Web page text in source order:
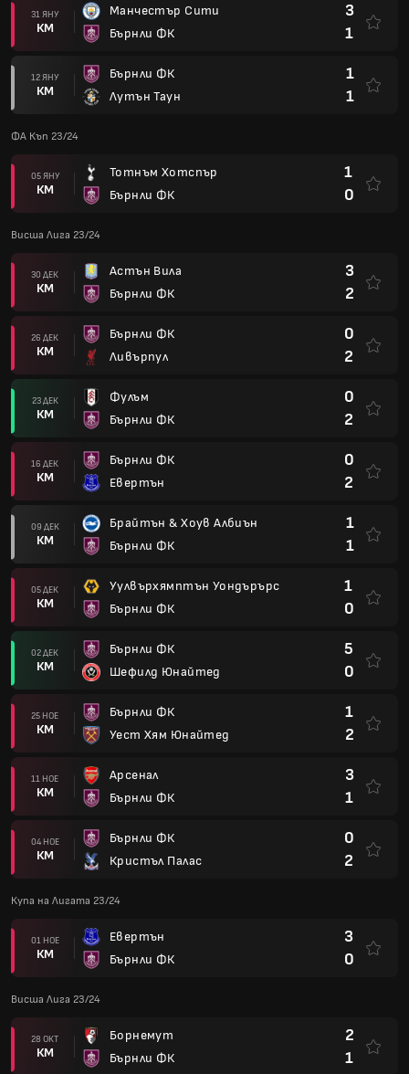
31 ЯНУ
КМ
Манчестър Сити
Бърнли ФК
3
1
12 ЯНУ
КМ
Бърнли ФК
Лутън Таун
1
1
ФА Къп 23/24
05 ЯНУ
КМ
Тотнъм Хотспър
Бърнли ФК
1
0
Висша Лига 23/24
30 ДЕК
КМ
Астън Вила
Бърнли ФК
3
2
26 ДЕК
КМ
Бърнли ФК
Ливърпул
0
2
23 ДЕК
КМ
Фулъм
Бърнли ФК
0
2
16 ДЕК
КМ
Бърнли ФК
Евертън
0
2
09 ДЕК
КМ
Брайтън & Хоув Албиън
Бърнли ФК
1
1
05 ДЕК
КМ
Уулвърхямптън Уондърърс
Бърнли ФК
1
0
02 ДЕК
КМ
Бърнли ФК
Шефилд Юнайтед
5
0
25 НОЕ
КМ
Бърнли ФК
Уест Хям Юнайтед
1
2
11 НОЕ
КМ
Арсенал
Бърнли ФК
3
1
04 НОЕ
КМ
Бърнли ФК
Кристъл Палас
0
2
Купа на Лигата 23/24
01 НОЕ
КМ
Евертън
Бърнли ФК
3
0
Висша Лига 23/24
28 ОКТ
КМ
Борнемут
Бърнли ФК
2
1